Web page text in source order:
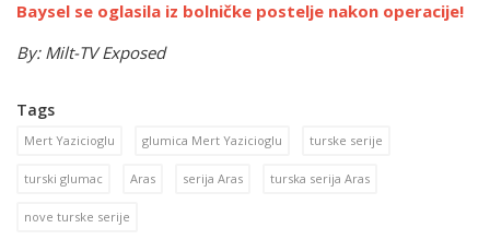
Baysel se oglasila iz bolničke postelje nakon operacije!
By: Milt-TV Exposed
Tags
Mert Yazicioglu glumica Mert Yazicioglu turske serije
turski glumac Aras serija Aras turska serija Aras
nove turske serije